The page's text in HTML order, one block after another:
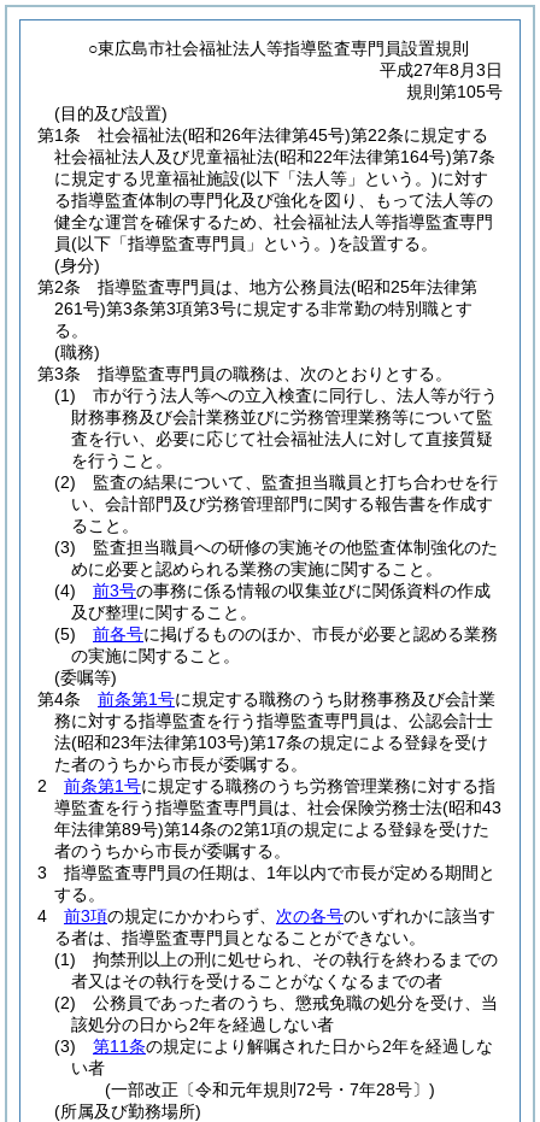
○東広島市社会福祉法人等指導監査専門員設置規則
平成27年8月3日
規則第105号
(目的及び設置)
第1条
社会福祉法(昭和26年法律第45号)第22条に規定する
社会福祉法人及び児童福祉法(昭和22年法律第164号)第7条
に規定する児童福祉施設(以下「法人等」という。)に対す
る指導監査体制の専門化及び強化を図り、もって法人等の
健全な運営を確保するため、社会福祉法人等指導監査専門
員(以下「指導監査専門員」という。)を設置する。
(身分)
第2条
指導監査専門員は、地方公務員法(昭和25年法律第
261号)第3条第3項第3号に規定する非常勤の特別職とす
る。
(職務)
第3条
指導監査専門員の職務は、次のとおりとする。
(1)
市が行う法人等への立入検査に同行し、法人等が行う
財務事務及び会計業務並びに労務管理業務等について監
査を行い、必要に応じて社会福祉法人に対して直接質疑
を行うこと。
(2)
監査の結果について、監査担当職員と打ち合わせを行
い、会計部門及び労務管理部門に関する報告書を作成す
ること。
(3)
監査担当職員への研修の実施その他監査体制強化のた
めに必要と認められる業務の実施に関すること。
(4)
前3号の事務に係る情報の収集並びに関係資料の作成
及び整理に関すること。
(5)
前各号に掲げるもののほか、市長が必要と認める業務
の実施に関すること。
(委嘱等)
第4条
前条第1号に規定する職務のうち財務事務及び会計業
務に対する指導監査を行う指導監査専門員は、公認会計士
法(昭和23年法律第103号)第17条の規定による登録を受け
た者のうちから市長が委嘱する。
2
前条第1号に規定する職務のうち労務管理業務に対する指
導監査を行う指導監査専門員は、社会保険労務士法(昭和43
年法律第89号)第14条の2第1項の規定による登録を受けた
者のうちから市長が委嘱する。
3
指導監査専門員の任期は、1年以内で市長が定める期間と
する。
4
前3項の規定にかかわらず、 次の各号のいずれかに該当す
る者は、指導監査専門員となることができない。
(1)
拘禁刑以上の刑に処せられ、その執行を終わるまでの
者又はその執行を受けることがなくなるまでの者
(2)
公務員であった者のうち、懲戒免職の処分を受け、当
該処分の日から2年を経過しない者
(3)
第11条の規定により解嘱された日から2年を経過しな
い者
(一部改正〔令和元年規則72号・7年28号〕)
(所属及び勤務場所)